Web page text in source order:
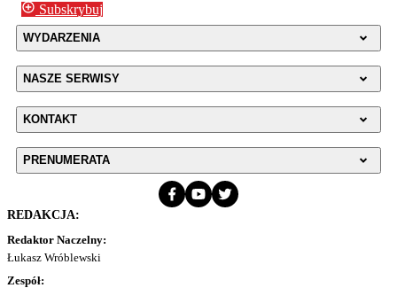
Subskrybuj
WYDARZENIA
NASZE SERWISY
KONTAKT
PRENUMERATA
REDAKCJA:
Redaktor Naczelny:
Łukasz Wróblewski
Zespół: